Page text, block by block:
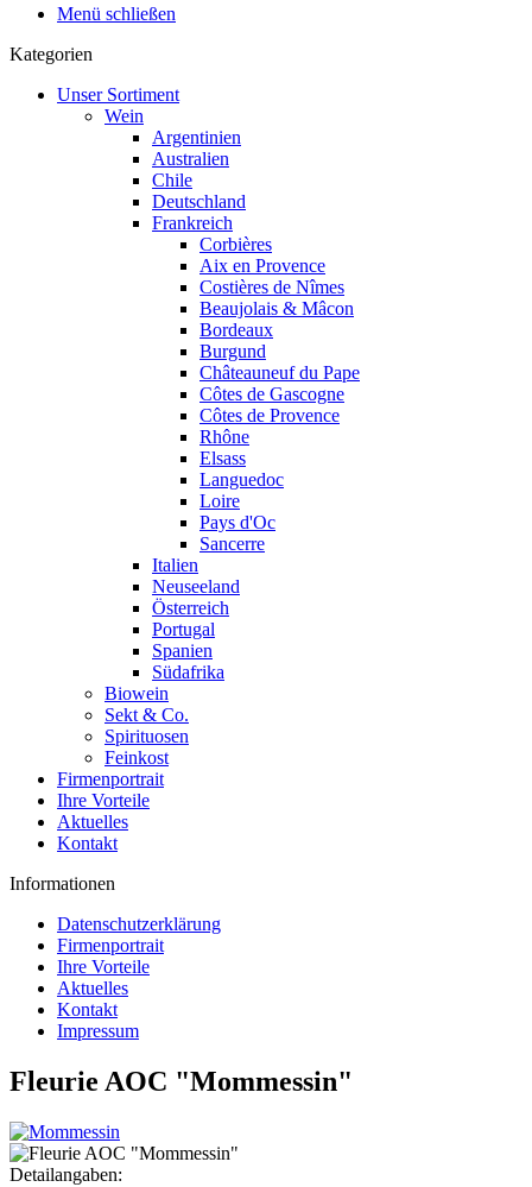
Menü schließen
Kategorien
Unser Sortiment
Wein
Argentinien
Australien
Chile
Deutschland
Frankreich
Corbières
Aix en Provence
Costières de Nîmes
Beaujolais & Mâcon
Bordeaux
Burgund
Châteauneuf du Pape
Côtes de Gascogne
Côtes de Provence
Rhône
Elsass
Languedoc
Loire
Pays d'Oc
Sancerre
Italien
Neuseeland
Österreich
Portugal
Spanien
Südafrika
Biowein
Sekt & Co.
Spirituosen
Feinkost
Firmenportrait
Ihre Vorteile
Aktuelles
Kontakt
Informationen
Datenschutzerklärung
Firmenportrait
Ihre Vorteile
Aktuelles
Kontakt
Impressum
Fleurie AOC "Mommessin"
Detailangaben: